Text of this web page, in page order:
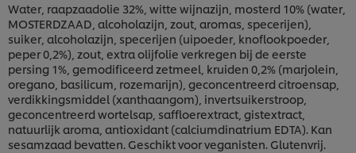
Water, raapzaadolie 32%, witte wijnazijn, mosterd 10% (water,
MOSTERDZAAD, alcoholazijn, zout, aromas, specerijen),
suiker, alcoholazijn, specerijen (uipoeder, knoflookpoeder,
peper 0,2%), zout, extra olijfolie verkregen bij de eerste
persing 1%, gemodificeerd zetmeel, kruiden 0,2% (marjolein,
oregano, basilicum, rozemarijn), geconcentreerd citroensap,
verdikkingsmiddel (xanthaangom), invertsuikerstroop,
geconcentreerd wortelsap, saffloerextract, gistextract,
natuurlijk aroma, antioxidant (calciumdinatrium EDTA). Kan
sesamzaad bevatten. Geschikt voor veganisten. Glutenvrij.